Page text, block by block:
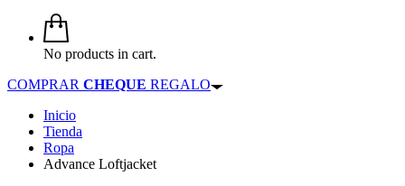
No products in cart.
COMPRAR CHEQUE REGALO
Inicio
Tienda
Ropa
Advance Loftjacket